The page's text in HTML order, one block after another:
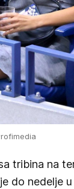
tribina na
do nedelje